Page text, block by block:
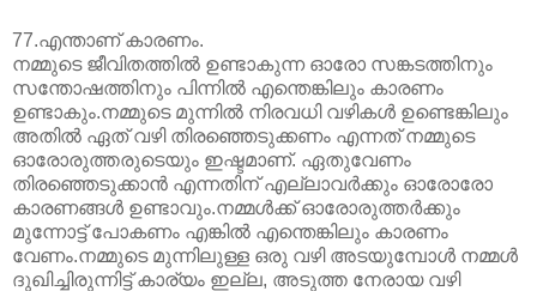
77.എന്താണ് കാരണം.
നമ്മുടെ ജീവിതത്തിൽ ഉണ്ടാകുന്ന ഓരോ സങ്കടത്തിനും
സന്തോഷത്തിനും പിന്നിൽ എന്തെങ്കിലും കാരണം
ഉണ്ടാകും.നമ്മുടെ മുന്നിൽ നിരവധി വഴികൾ ഉണ്ടെങ്കിലും
അതിൽ ഏത് വഴി തിരഞ്ഞെടുക്കണം എന്നത് നമ്മുടെ
ഓരോരുത്തരുടെയും ഇഷ്ടമാണ്. ഏതുവേണം
തിരഞ്ഞെടുക്കാൻ എന്നതിന് എല്ലാവർക്കും ഓരോരോ
കാരണങ്ങൾ ഉണ്ടാവും.നമ്മൾക്ക് ഓരോരുത്തർക്കും
മുന്നോട്ട് പോകണം എങ്കിൽ എന്തെങ്കിലും കാരണം
വേണം.നമ്മുടെ മുന്നിലുള്ള ഒരു വഴി അടയുമ്പോൾ നമ്മൾ
ദുഖിച്ചിരുന്നിട്ട് കാര്യം ഇല്ല, അടുത്ത നേരായ വഴി